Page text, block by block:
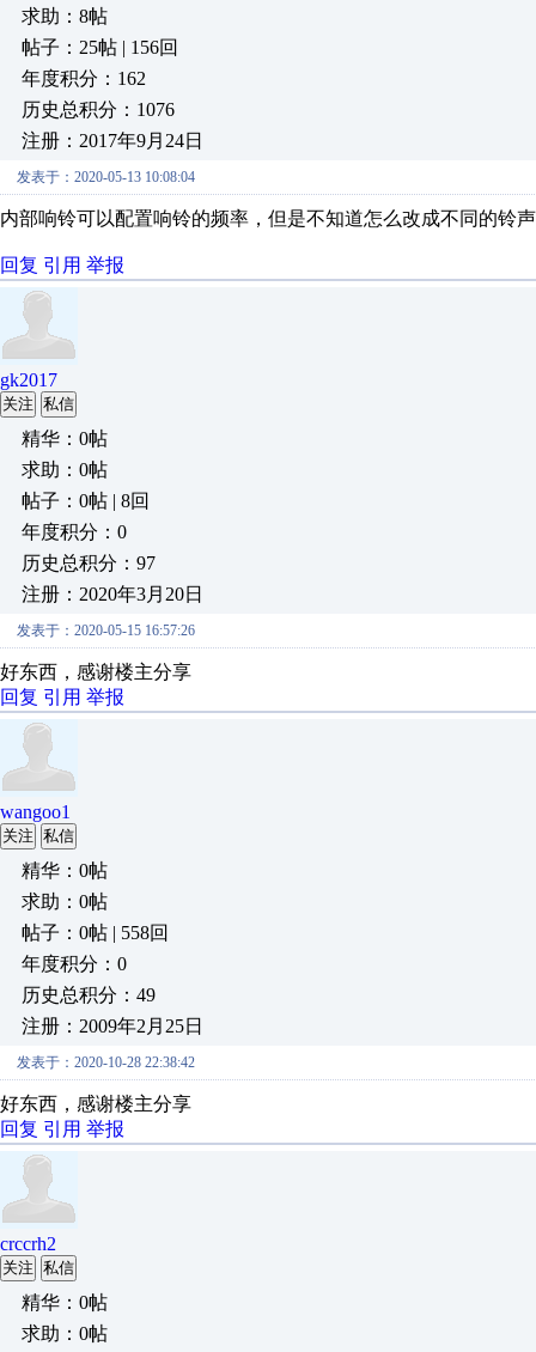
求助：8帖
帖子：25帖 | 156回
年度积分：162
历史总积分：1076
注册：2017年9月24日
发表于：2020-05-13 10:08:04
内部响铃可以配置响铃的频率，但是不知道怎么改成不同的铃
回复 引用 举报
gk2017
关注 私信
精华：0帖
求助：0帖
帖子：0帖 | 8回
年度积分：0
历史总积分：97
注册：2020年3月20日
发表于：2020-05-15 16:57:26
好东西，感谢楼主分享
回复 引用 举报
wangoo1
关注 私信
精华：0帖
求助：0帖
帖子：0帖 | 558回
年度积分：0
历史总积分：49
注册：2009年2月25日
发表于：2020-10-28 22:38:42
好东西，感谢楼主分享
回复 引用 举报
crccrh2
关注 私信
精华：0帖
求助：0帖